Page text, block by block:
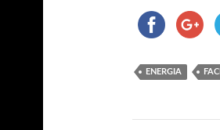
ENERGIA